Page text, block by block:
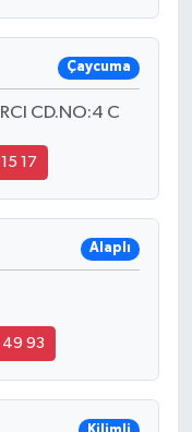
Çaycuma
CD.NO:4 C
17
Alaplı
49 93